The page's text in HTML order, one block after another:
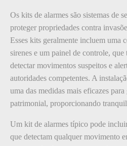
Os kits de alarmes são sistemas de
proteger propriedades contra
Esses kits geralmente incluem uma
sirenes e um painel de controle,
detectar movimentos suspeitos e
autoridades competentes. A
uma das medidas mais eficazes
patrimonial, proporcionando
Um kit de alarmes típico pode
que detectam qualquer movimento